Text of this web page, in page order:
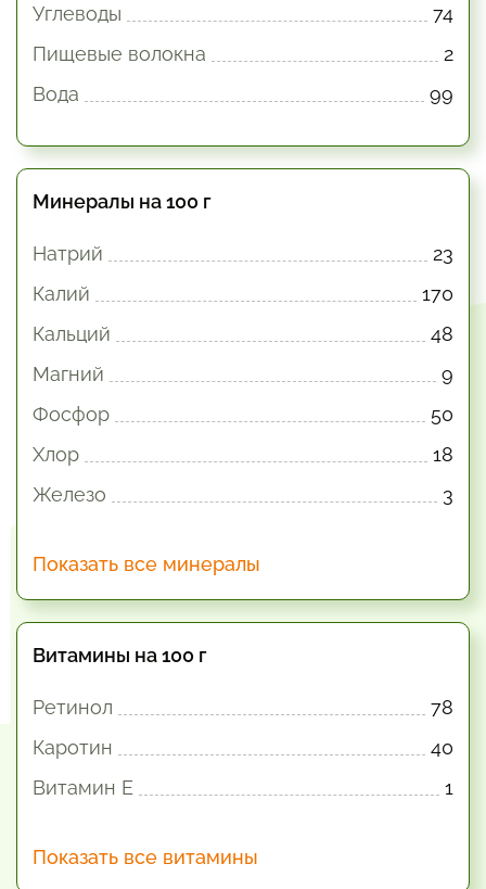
Углеводы
74
Пищевые волокна
2
Вода
99
Минералы на 100 г
Натрий
23
Калий
170
Кальций
48
Магний
9
Фосфор
50
Хлор
18
Железо
3
Показать все минералы
Витамины на 100 г
Ретинол
78
Каротин
40
Витамин E
1
Показать все витамины